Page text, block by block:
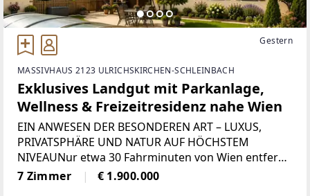
Gestern
MASSIVHAUS 2123 ULRICHSKIRCHEN-SCHLEINBACH
Exklusives Landgut mit Parkanlage,
Wellness & Freizeitresidenz nahe Wien
EIN ANWESEN DER BESONDEREN ART – LUXUS,
PRIVATSPHÄRE UND NATUR AUF HÖCHSTEM
NIVEAUNur etwa 30 Fahrminuten von Wien entfernt
präsentiert sich dieses außergewöhnliche Landgut
als wahre Rarität am Immobilienmarkt. Auf einem
7 Zimmer € 1.900.000